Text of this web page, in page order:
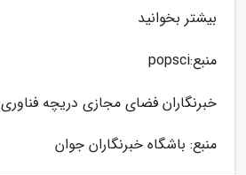
بیشتر بخوانید
منبع:popsci
خبرنگاران فضای مجازی دریچه فناوری
منبع: باشگاه خبرنگاران جوان